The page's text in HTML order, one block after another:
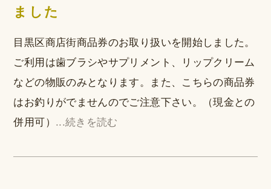
ました
目黒区商店街商品券のお取り扱いを開始しました。
ご利用は歯ブラシやサプリメント、リップクリーム
などの物販のみとなります。また、こちらの商品券
はお釣りがでませんのでご注意下さい。（現金との
併用可） ...続きを読む